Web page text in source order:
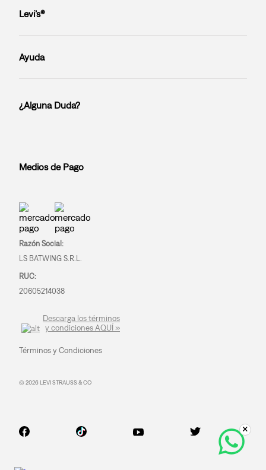
Levi’s®
Ayuda
¿Alguna Duda?
Medios de Pago
Razón Social:
LS BATWING S.R.L.
RUC:
20605214038
Descarga los términos
y condiciones AQUÍ »
Términos y Condiciones
© 2026 LEVI STRAUSS & CO